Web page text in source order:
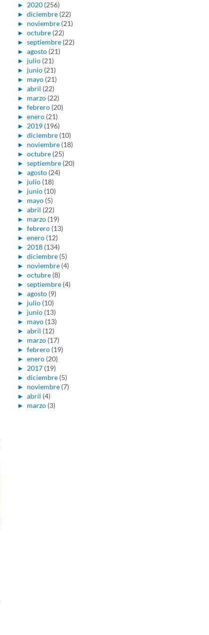
► 2020 (256)
► diciembre (22)
► noviembre (21)
► octubre (22)
► septiembre (22)
► agosto (21)
► julio (21)
► junio (21)
► mayo (21)
► abril (22)
► marzo (22)
► febrero (20)
► enero (21)
► 2019 (196)
► diciembre (10)
► noviembre (18)
► octubre (25)
► septiembre (20)
► agosto (24)
► julio (18)
► junio (10)
► mayo (5)
► abril (22)
► marzo (19)
► febrero (13)
► enero (12)
► 2018 (134)
► diciembre (5)
► noviembre (4)
► octubre (8)
► septiembre (4)
► agosto (9)
► julio (10)
► junio (13)
► mayo (13)
► abril (12)
► marzo (17)
► febrero (19)
► enero (20)
► 2017 (19)
► diciembre (5)
► noviembre (7)
► abril (4)
► marzo (3)